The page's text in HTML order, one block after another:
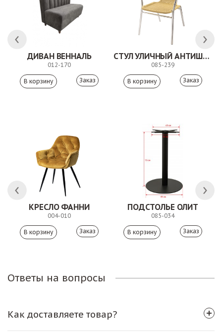
ДИВАН ВЕННАЛЬ
012-170
Заказ
СТУЛ УЛИЧНЫЙ АНТИШОН
085-239
Заказ
КРЕСЛО ФАННИ
004-010
Заказ
ПОДСТОЛЬЕ ОЛИТ
085-034
Заказ
Ответы на вопросы
Как доставляете товар?